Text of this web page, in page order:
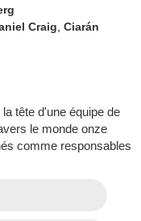
Craig ,Ciarán
tête d'une équipe de
le monde onze
comme responsables